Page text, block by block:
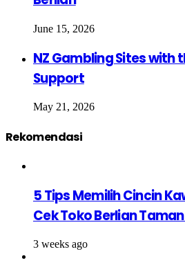
June 15, 2026
NZ Gambling Sites with
Support
May 21, 2026
Rekomendasi
5 Tips Memilih Cincin
Cek Toko Berlian
3 weeks ago